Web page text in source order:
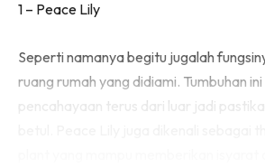
Sentuhan Midas penuh
Rahsia dari IMPIANA, download
1 – Peace Lily
Seperti namanya begitu jugalah
ruang rumah yang didiami. Tumbuhan
pencahayaan terus dari luar jadi